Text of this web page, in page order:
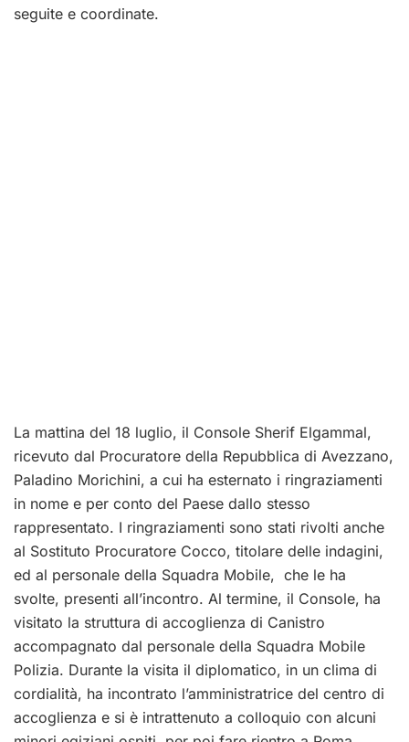
seguite e coordinate.
La mattina del 18 luglio, il Console Sherif Elgammal,
ricevuto dal Procuratore della Repubblica di Avezzano,
Paladino Morichini, a cui ha esternato i ringraziamenti
in nome e per conto del Paese dallo stesso
rappresentato. I ringraziamenti sono stati rivolti anche
al Sostituto Procuratore Cocco, titolare delle indagini,
ed al personale della Squadra Mobile, che le ha
svolte, presenti all’incontro. Al termine, il Console, ha
visitato la struttura di accoglienza di Canistro
accompagnato dal personale della Squadra Mobile
Polizia. Durante la visita il diplomatico, in un clima di
cordialità, ha incontrato l’amministratrice del centro di
accoglienza e si è intrattenuto a colloquio con alcuni